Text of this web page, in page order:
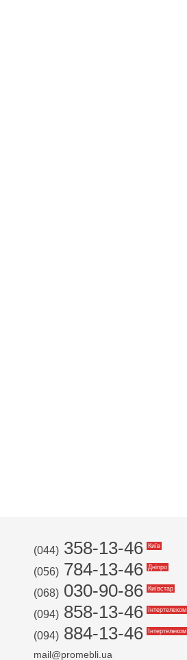
(044) 358-13-46 Київ
(056) 784-13-46 Дніпро
(068) 030-90-86 Київстар
(094) 858-13-46 Інтертелеком
(094) 884-13-46 Інтертелеком
mail@promebli.ua